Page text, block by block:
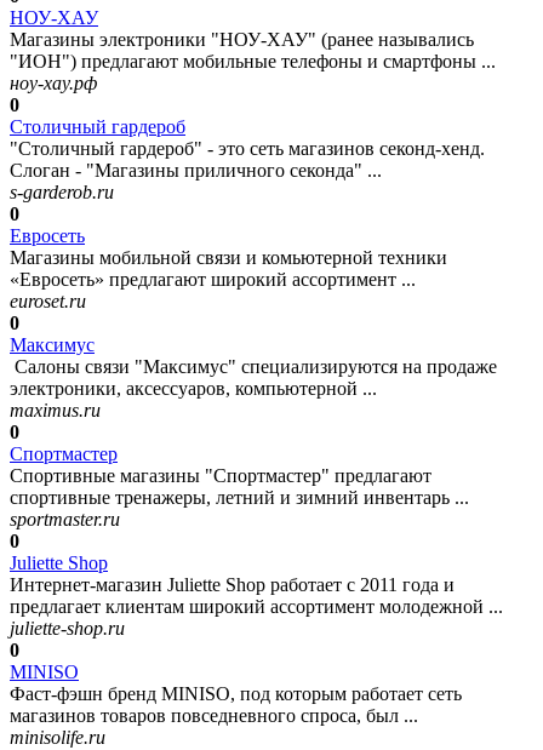
НОУ-ХАУ
Магазины электроники "НОУ-ХАУ" (ранее назывались
"ИОН") предлагают мобильные телефоны и смартфоны ...
ноу-хау.рф
0
Столичный гардероб
"Столичный гардероб" - это сеть магазинов секонд-хенд.
Слоган - "Магазины приличного секонда" ...
s-garderob.ru
0
Евросеть
Магазины мобильной связи и комьютерной техники
«Евросеть» предлагают широкий ассортимент ...
euroset.ru
0
Максимус
Салоны связи "Максимус" специализируются на продаже
электроники, аксессуаров, компьютерной ...
maximus.ru
0
Спортмастер
Спортивные магазины "Спортмастер" предлагают
спортивные тренажеры, летний и зимний инвентарь ...
sportmaster.ru
0
Juliette Shop
Интернет-магазин Juliette Shop работает с 2011 года и
предлагает клиентам широкий ассортимент молодежной ...
juliette-shop.ru
0
MINISO
Фаст‑фэшн бренд MINISO, под которым работает сеть
магазинов товаров повседневного спроса, был ...
minisolife.ru